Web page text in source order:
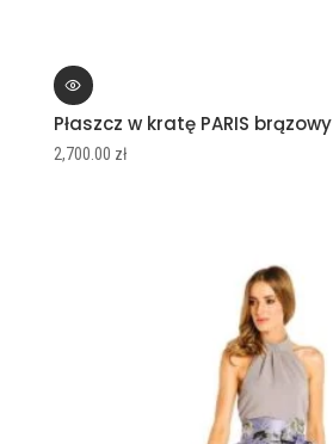
Płaszcz w kratę PARIS brązowy
2,700.00 zł